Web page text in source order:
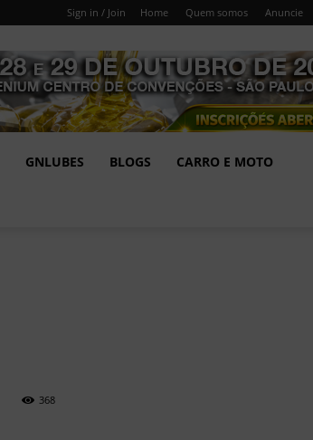
Sign in / Join Home Quem somos Anuncie
GNLUBES BLOGS CARRO E MOTO
368